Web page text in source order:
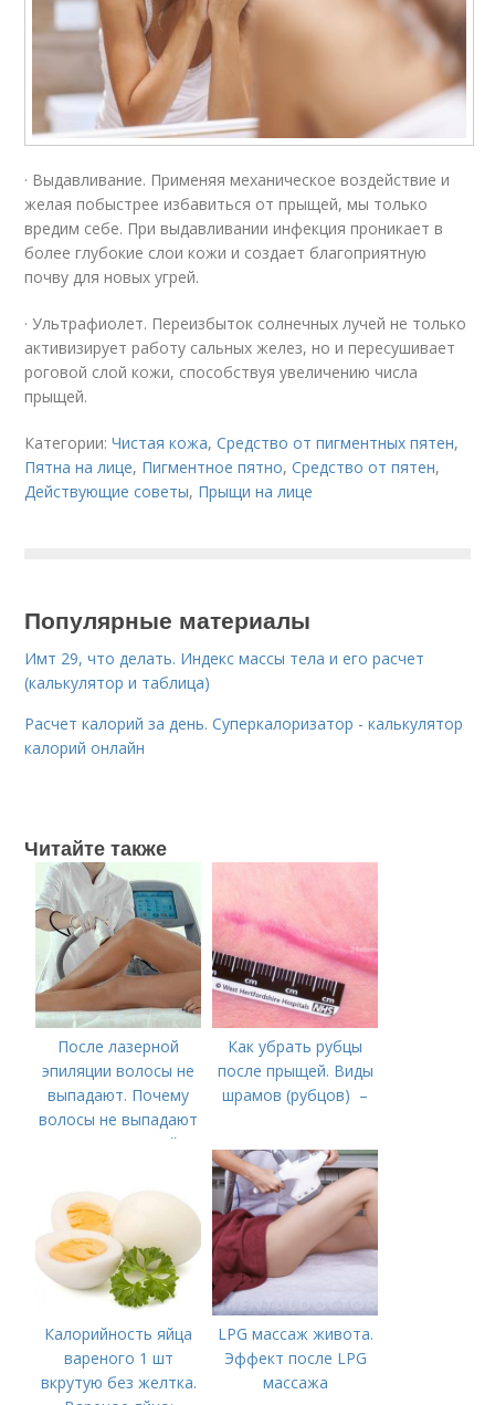
· Выдавливание. Применяя механическое воздействие и
желая побыстрее избавиться от прыщей, мы только
вредим себе. При выдавливании инфекция проникает в
более глубокие слои кожи и создает благоприятную
почву для новых угрей.
· Ультрафиолет. Переизбыток солнечных лучей не только
активизирует работу сальных желез, но и пересушивает
роговой слой кожи, способствуя увеличению числа
прыщей.
Категории:Чистая кожа,Средство от пигментных пятен,
Пятна на лице, Пигментное пятно,Средство от пятен,
Действующие советы, Прыщи на лице
Популярные материалы
Имт 29, что делать. Индекс массы тела и его расчет
(калькулятор и таблица)
Расчет калорий за день. Суперкалоризатор - калькулятор
калорий онлайн
Читайте также
После лазерной
эпиляции волосы не
выпадают. Почему
волосы не выпадают
после лазерной
Как убрать рубцы
после прыщей. Виды
шрамов (рубцов) –
Калорийность яйца
вареного 1 шт
вкрутую без желтка.
LPG массаж живота.
Эффект после LPG
массажа